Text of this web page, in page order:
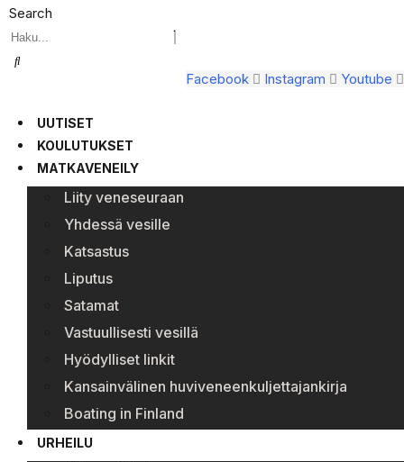
Search
Facebook Instagram Youtube
UUTISET
KOULUTUKSET
MATKAVENEILY
Liity veneseuraan
Yhdessä vesille
Katsastus
Liputus
Satamat
Vastuullisesti vesillä
Hyödylliset linkit
Kansainvälinen huviveneenkuljettajankirja
Boating in Finland
URHEILU